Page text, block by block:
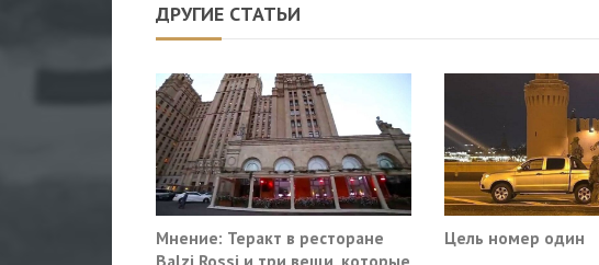
ДРУГИЕ СТАТЬИ
Мнение: Теракт в ресторане
Цель номер один